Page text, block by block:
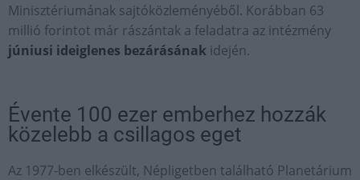
Minisztériumának sajtóközleményéből. Korábban 63
millió forintot már rászántak a feladatra az intézmény
júniusi ideiglenes bezárásának idején.
Évente 100 ezer emberhez hozzák
közelebb a csillagos eget
Az 1977-ben elkészült, Népligetben található Planetárium